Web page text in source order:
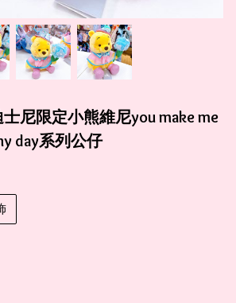
尼限定小熊維尼you make me
day系列公仔